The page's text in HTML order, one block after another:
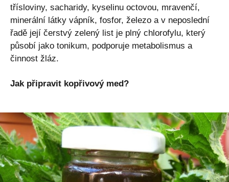
třísloviny, sacharidy, kyselinu octovou, mravenčí,
minerální látky vápník, fosfor, železo a v neposlední
řadě její čerstvý zelený list je plný chlorofylu, který
působí jako tonikum, podporuje metabolismus a
činnost žláz.
Jak připravit kopřivový med?